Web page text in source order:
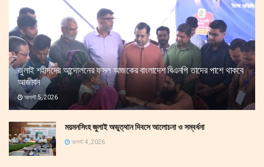
জুলাই শহীদদের আন্দোলনের ফসল আজকের বাংলাদেশ বিএনপি তাদের পাশে থাকবে
আজীবন
আগস্ট 5, 2026
ময়মনসিংহ জুলাই অভুত্থান দিবসে আলোচনা ও সম্বর্ধনা
আগস্ট 4, 2026